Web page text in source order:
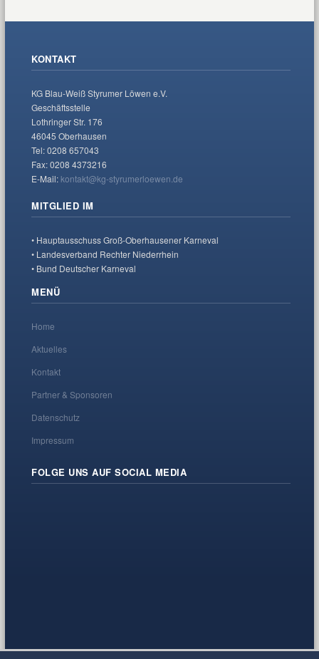
KONTAKT
KG Blau-Weiß Styrumer Löwen e.V.
Geschäftsstelle
Lothringer Str. 176
46045 Oberhausen
Tel: 0208 657043
Fax: 0208 4373216
E-Mail: kontakt@kg-styrumerloewen.de
MITGLIED IM
• Hauptausschuss Groß-Oberhausener Karneval
• Landesverband Rechter Niederrhein
• Bund Deutscher Karneval
MENÜ
Home
Aktuelles
Kontakt
Partner & Sponsoren
Datenschutz
Impressum
FOLGE UNS AUF SOCIAL MEDIA